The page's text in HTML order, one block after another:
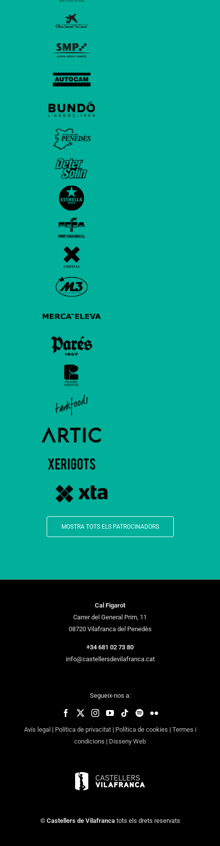
MOSTRA TOTS ELS PATROCINADORS
Cal Figarot
Carrer del General Prim, 11
08720 Vilafranca del Penedès
+34 681 02 73 80
info@castellersdevilafranca.cat
Segueix-nos a:
Avís legal | Política de privacitat| Política de cookies | Termes i
condicions | Disseny Web
© Castellers de Vilafrancatots els drets reservats